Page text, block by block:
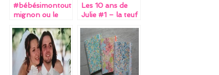
#bébésimontout
mignon ou le
naissance
(encore) pas
comme les
autres (post à
double ou triple
Les 10 ans de
Julie #1 – la teuf